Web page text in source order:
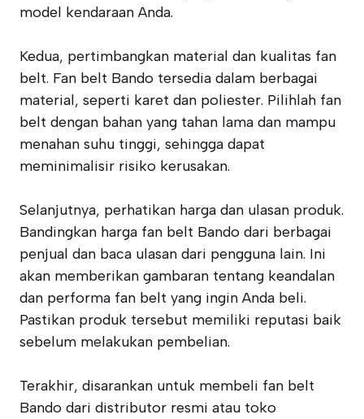
model kendaraan Anda.
Kedua, pertimbangkan material dan kualitas fan
belt. Fan belt Bando tersedia dalam berbagai
material, seperti karet dan poliester. Pilihlah fan
belt dengan bahan yang tahan lama dan mampu
menahan suhu tinggi, sehingga dapat
meminimalisir risiko kerusakan.
Selanjutnya, perhatikan harga dan ulasan produk.
Bandingkan harga fan belt Bando dari berbagai
penjual dan baca ulasan dari pengguna lain. Ini
akan memberikan gambaran tentang keandalan
dan performa fan belt yang ingin Anda beli.
Pastikan produk tersebut memiliki reputasi baik
sebelum melakukan pembelian.
Terakhir, disarankan untuk membeli fan belt
Bando dari distributor resmi atau toko